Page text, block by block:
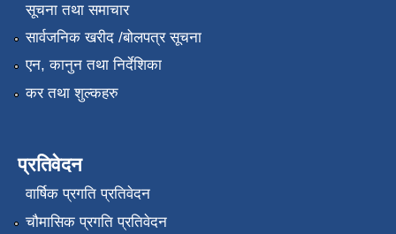
सूचना तथा समाचार
सार्वजनिक खरीद /बोलपत्र सूचना
एन, कानुन तथा निर्देशिका
कर तथा शुल्कहरु
प्रतिवेदन
वार्षिक प्रगति प्रतिवेदन
चौमासिक प्रगति प्रतिवेदन